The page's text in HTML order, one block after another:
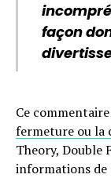
façon
Ce
fermeture ou la
Theory, Double
informations de